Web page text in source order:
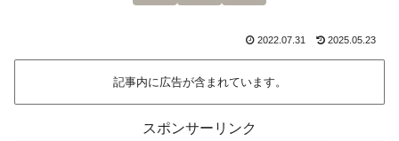
2022.07.31 2025.05.23
記事内に広告が含まれています。
スポンサーリンク